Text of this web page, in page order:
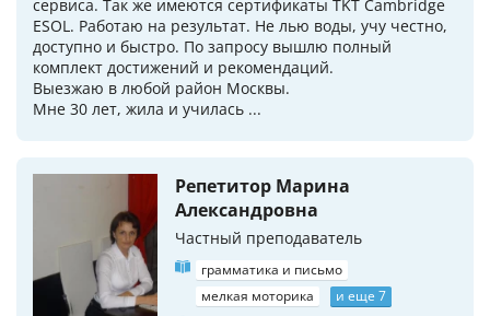
сервиса. Так же имеются сертификаты TKT Cambridge
ESOL. Работаю на результат. Не лью воды, учу честно,
доступно и быстро. По запросу вышлю полный
комплект достижений и рекомендаций.
Выезжаю в любой район Москвы.
Мне 30 лет, жила и училась ...
Репетитор Марина
Александровна
Частный преподаватель
грамматика и письмо
мелкая моторика
и еще 7